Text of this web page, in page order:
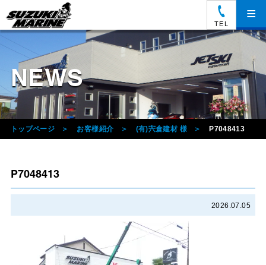
TEL
≡
NEWS
トップページ お客様紹介 (有)宍倉建材 様 P7048413
P7048413
2026.07.05